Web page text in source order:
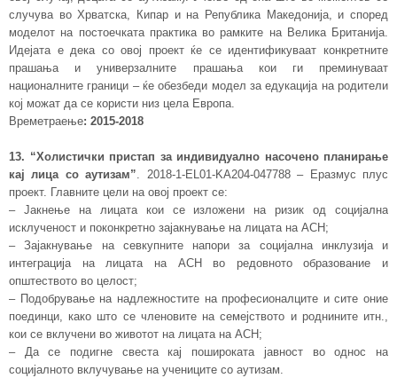
случува во Хрватска, Кипар и на Република Македонија, и според
моделот на постоечката практика во рамките на Велика Британија.
Идејата е дека со овој проект ќе се идентификуваат конкретните
прашања и универзалните прашања кои ги преминуваат
националните граници – ќе обезбеди модел за едукација на родители
кој можат да се користи низ цела Европа.
Времетраење: 2015-2018
13. “Холистички пристап за индивидуално насочено планирање
кај лица со аутизам”. 2018-1-EL01-KA204-047788 – Еразмус плус
проект. Главните цели на овој проект се:
– Јакнење на лицата кои се изложени на ризик од социјална
исклученост и поконкретно зајакнување на лицата на АСН;
– Зајакнување на севкупните напори за социјална инклузија и
интеграција на лицата на АСН во редовното образование и
општеството во целост;
– Подобрување на надлежностите на професионалците и сите оние
поединци, како што се членовите на семејството и роднините итн.,
кои се вклучени во животот на лицата на АСН;
– Да се подигне свеста кај пошироката јавност во однос на
социјалното вклучување на учениците со аутизам.